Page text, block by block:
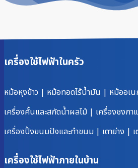
เครื่องใช้ไฟฟ้าในครัว
หม้อหุงข้าว | หม้อทอดไร้น้ำมัน | หม้ออเ
เครื่องคั้นและสกัดน้ำผลไม้ | เครื่องชงกา
เครื่องปิ้งขนมปังและทำขนม | เตาย่าง |
เครื่องใช้ไฟฟ้าภายในบ้าน